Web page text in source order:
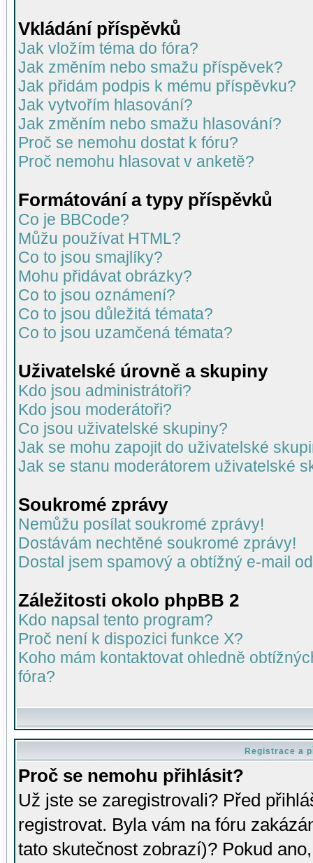
Vkládání příspěvků
Jak vložím téma do fóra?
Jak změním nebo smažu příspěvek?
Jak přidám podpis k mému příspěvku?
Jak vytvořím hlasování?
Jak změním nebo smažu hlasování?
Proč se nemohu dostat k fóru?
Proč nemohu hlasovat v anketě?
Formátování a typy příspěvků
Co je BBCode?
Můžu používat HTML?
Co to jsou smajlíky?
Mohu přidávat obrázky?
Co to jsou oznámení?
Co to jsou důležitá témata?
Co to jsou uzamčená témata?
Uživatelské úrovně a skupiny
Kdo jsou administrátoři?
Kdo jsou moderátoři?
Co jsou uživatelské skupiny?
Jak se mohu zapojit do uživatelské
Jak se stanu moderátorem uživatelské
Soukromé zprávy
Nemůžu posílat soukromé zprávy!
Dostávám nechtěné soukromé zprávy!
Dostal jsem spamový a obtížný e-mail
Záležitosti okolo phpBB 2
Kdo napsal tento program?
Proč není k dispozici funkce X?
Koho mám kontaktovat ohledně
fóra?
Registrace a
Proč se nemohu přihlásit?
Už jste se zaregistrovali? Před
registrovat. Byla vám na fóru
tato skutečnost zobrazí)? Pokud